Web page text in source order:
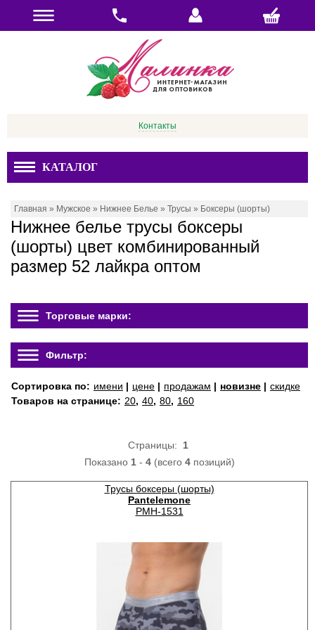
Контакты
КАТАЛОГ
Главная » Мужское » Нижнее Белье » Трусы » Боксеры (шорты)
Нижнее белье трусы боксеры
(шорты) цвет комбинированный
размер 52 лайкра оптом
Торговые марки:
Фильтр:
Сортировка по: имени | цене | продажам | новизне | скидке
Товаров на странице: 20, 40, 80, 160
Страницы: 1
Показано 1- 4(всего 4позиций)
Трусы боксеры (шорты)
Pantelemone
PMH-1531